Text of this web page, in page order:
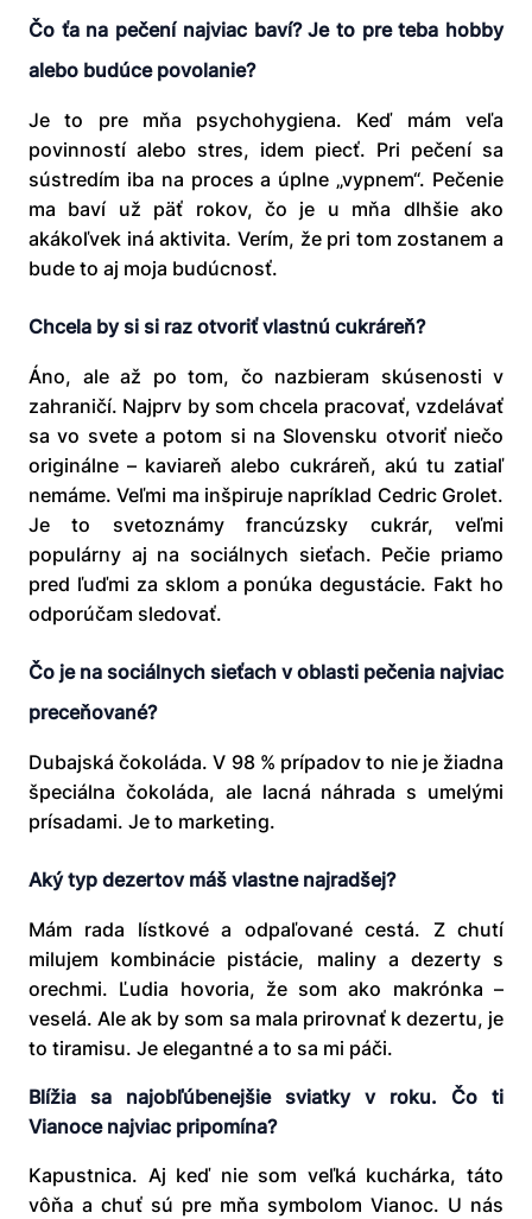
Čo ťa na pečení najviac baví?Je to pre teba hobby
alebo budúce povolanie?
Je to pre mňa psychohygiena. Keď mám veľa
povinností alebo stres, idem piecť. Pri pečení sa
sústredím iba na proces a úplne „vypnem“. Pečenie
ma baví už päť rokov, čo je u mňa dlhšie ako
akákoľvek iná aktivita. Verím, že pri tom zostanem a
bude to aj moja budúcnosť.
Chcela by si si raz otvoriť vlastnú cukráreň?
Áno, ale až po tom, čo nazbieram skúsenosti v
zahraničí. Najprv by som chcela pracovať, vzdelávať
sa vo svete a potom si na Slovensku otvoriť niečo
originálne – kaviareň alebo cukráreň, akú tu zatiaľ
nemáme. Veľmi ma inšpiruje napríklad Cedric Grolet.
Je to svetoznámy francúzsky cukrár, veľmi
populárny aj na sociálnych sieťach. Pečie priamo
pred ľuďmi za sklom a ponúka degustácie. Fakt ho
odporúčam sledovať.
Čo je na sociálnych sieťach v oblasti pečenia najviac
preceňované?
Dubajská čokoláda. V 98 % prípadov to nie je žiadna
špeciálna čokoláda, ale lacná náhrada s umelými
prísadami. Je to marketing.
Aký typ dezertov máš vlastne najradšej?
Mám rada lístkové a odpaľované cestá. Z chutí
milujem kombinácie pistácie, maliny a dezerty s
orechmi. Ľudia hovoria, že som ako makrónka –
veselá. Ale ak by som sa mala prirovnať k dezertu, je
to tiramisu. Je elegantné a to sa mi páči.
Blížia sa najobľúbenejšie sviatky v roku. Čo ti
Vianoce najviac pripomína?
Kapustnica. Aj keď nie som veľká kuchárka, táto
vôňa a chuť sú pre mňa symbolom Vianoc. U nás